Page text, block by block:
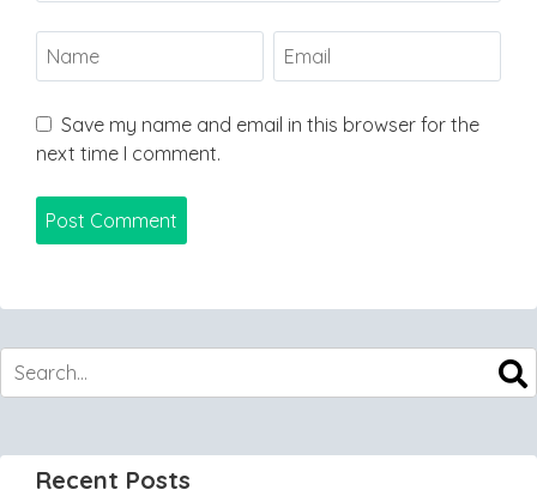
Save my name and email in this browser for the
next time I comment.
Recent Posts